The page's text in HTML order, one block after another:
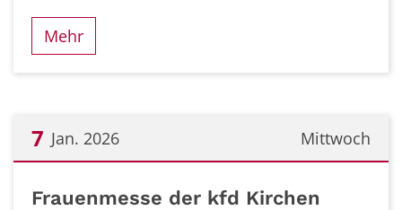
Mehr
Mittwoch
7 Jan. 2026
Frauenmesse der kfd Kirchen